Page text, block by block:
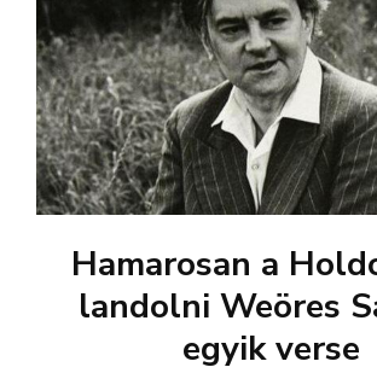
Hamarosan a
landolni Weöres
egyik verse